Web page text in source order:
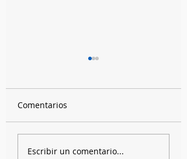
Invasiones inventadas,
Comentarios
Escribir un comentario...